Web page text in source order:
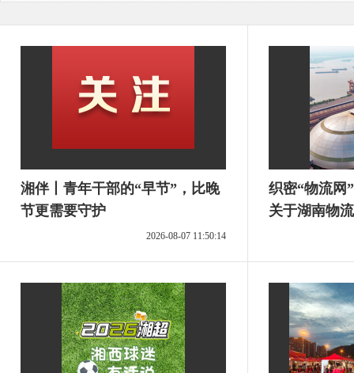
湘伴丨青年干部的“早节”，比晚
节更需要守护
2026-08-07 11:50:14
织密“物流
关于湖南物